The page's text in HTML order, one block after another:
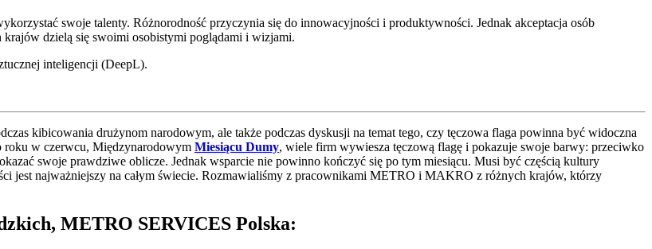
swoje talenty. Różnorodność przyczynia się do innowacyjności i produktywności. Jednak akceptacja osób
dzielą się swoimi osobistymi poglądami i wizjami.
inteligencji (DeepL).
kibicowania drużynom narodowym, ale także podczas dyskusji na temat tego, czy tęczowa flaga powinna być widoczna
roku w czerwcu, Międzynarodowym Miesiącu Dumy, wiele firm wywiesza tęczową flagę i pokazuje swoje barwy: przeciwko
swoje prawdziwe oblicze. Jednak wsparcie nie powinno kończyć się po tym miesiącu. Musi być częścią kultury
jest najważniejszy na całym świecie. Rozmawialiśmy z pracownikami METRO i MAKRO z różnych krajów, którzy
METRO SERVICES Polska: